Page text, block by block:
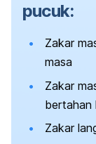
pucuk:
Zakar
masa
Zakar
bertahan
Zakar